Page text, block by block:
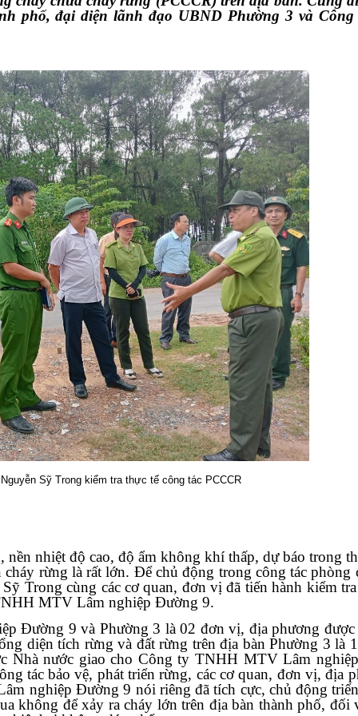
phố, đại diện lãnh đạo UBND Phường 3 và
Sỹ Trong kiểm tra thực tế công tác PCCCR
nhiệt độ cao, độ ẩm không khí thấp, dự báo trong
rừng là rất lớn. Để chủ động trong công tác phòng
Trong cùng các cơ quan, đơn vị đã tiến hành kiểm
MTV Lâm nghiệp Đường 9.
Đường 9 và Phường 3 là 02 đơn vị, địa phương được
diện tích rừng và đất rừng trên địa bàn Phường 3 là
Nhà nước giao cho Công ty TNHH MTV Lâm
tác bảo vệ, phát triển rừng, các cơ quan, đơn vị, địa
nghiệp Đường 9 nói riêng đã tích cực, chủ động
không để xảy ra cháy lớn trên địa bàn thành phố, đối